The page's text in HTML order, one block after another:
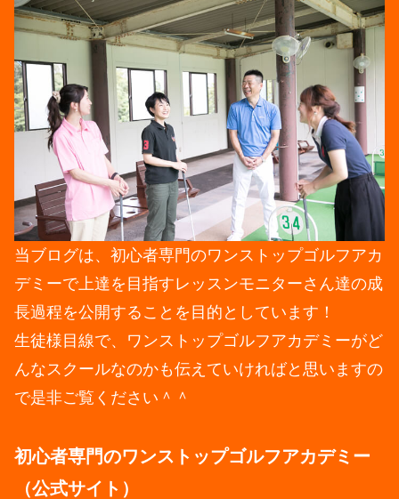
当ブログは、初心者専門のワンストップゴルフアカ
デミーで上達を目指すレッスンモニターさん達の成
長過程を公開することを目的としています！
生徒様目線で、ワンストップゴルフアカデミーがど
んなスクールなのかも伝えていければと思いますの
で是非ご覧ください＾＾
初心者専門のワンストップゴルフアカデミー
（公式サイト）